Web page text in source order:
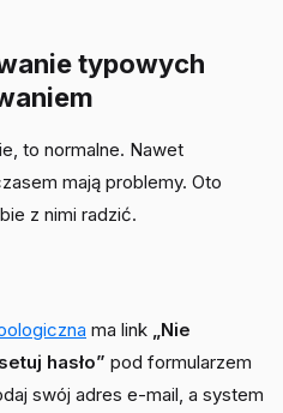
typowych
to normalne. Nawet
mają problemy. Oto
z nimi radzić.
ma link „Nie
hasło” pod formularzem
swój adres e-mail, a system